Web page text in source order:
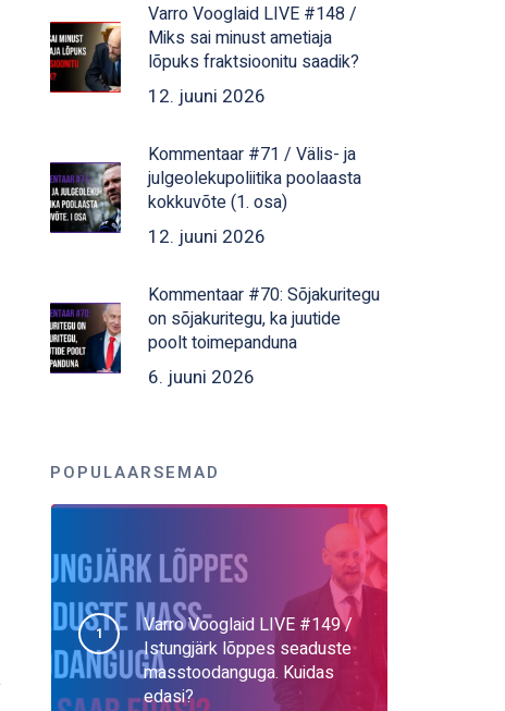
Varro Vooglaid LIVE #148 /
Miks sai minust ametiaja
lõpuks fraktsioonitu saadik?
12. juuni 2026
Kommentaar #71 / Välis- ja
julgeolekupoliitika poolaasta
kokkuvõte (1. osa)
12. juuni 2026
Kommentaar #70: Sõjakuritegu
on sõjakuritegu, ka juutide
poolt toimepanduna
6. juuni 2026
POPULAARSEMAD
Varro Vooglaid LIVE #149 /
Istungjärk lõppes seaduste
masstoodanguga. Kuidas
edasi?